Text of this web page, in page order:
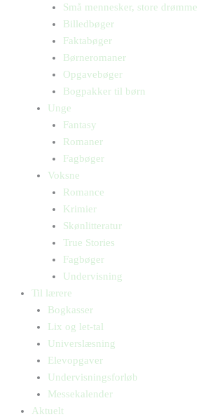
Små mennesker, store drømme
Billedbøger
Faktabøger
Børneromaner
Opgavebøger
Bogpakker til børn
Unge
Fantasy
Romaner
Fagbøger
Voksne
Romance
Krimier
Skønlitteratur
True Stories
Fagbøger
Undervisning
Til lærere
Bogkasser
Lix og let-tal
Universlæsning
Elevopgaver
Undervisningsforløb
Messekalender
Aktuelt